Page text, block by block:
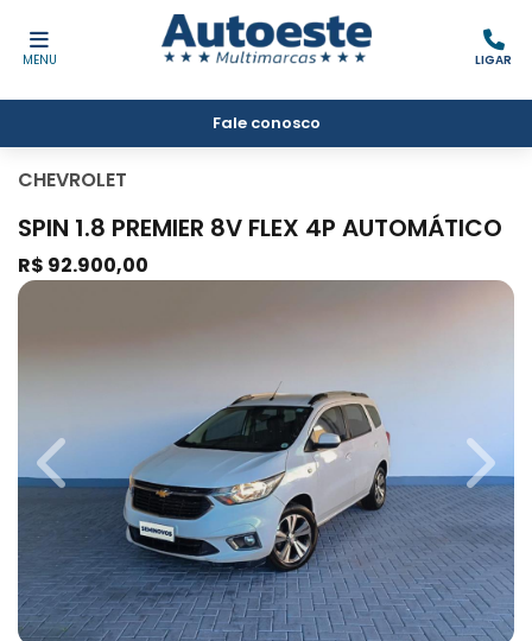
MENU LIGAR
Fale conosco
CHEVROLET
SPIN 1.8 PREMIER 8V FLEX 4P AUTOMÁTICO
R$ 92.900,00
Previous Next